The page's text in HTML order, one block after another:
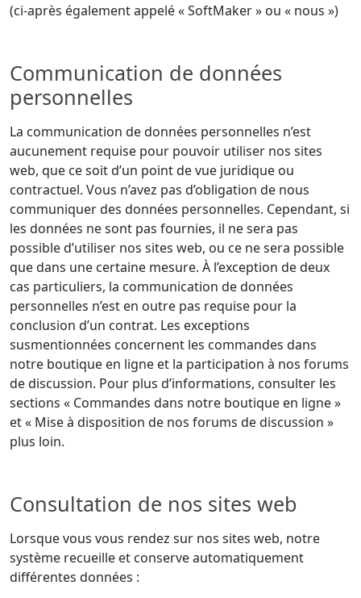
(ci-après également appelé « SoftMaker » ou « nous »)
Communication de données
personnelles
La communication de données personnelles n’est
aucunement requise pour pouvoir utiliser nos sites
web, que ce soit d’un point de vue juridique ou
contractuel. Vous n’avez pas d’obligation de nous
communiquer des données personnelles. Cependant, si
les données ne sont pas fournies, il ne sera pas
possible d’utiliser nos sites web, ou ce ne sera possible
que dans une certaine mesure. À l’exception de deux
cas particuliers, la communication de données
personnelles n’est en outre pas requise pour la
conclusion d’un contrat. Les exceptions
susmentionnées concernent les commandes dans
notre boutique en ligne et la participation à nos forums
de discussion. Pour plus d’informations, consulter les
sections « Commandes dans notre boutique en ligne »
et « Mise à disposition de nos forums de discussion »
plus loin.
Consultation de nos sites web
Lorsque vous vous rendez sur nos sites web, notre
système recueille et conserve automatiquement
différentes données :